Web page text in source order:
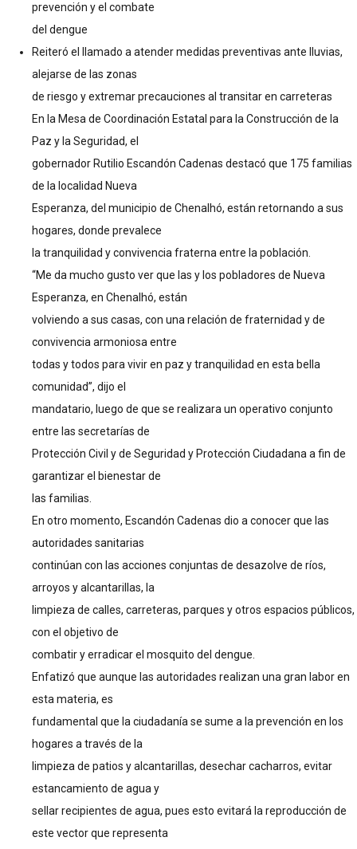
prevención y el combate
del dengue
Reiteró el llamado a atender medidas preventivas ante lluvias,
alejarse de las zonas
de riesgo y extremar precauciones al transitar en carreteras
En la Mesa de Coordinación Estatal para la Construcción de la
Paz y la Seguridad, el
gobernador Rutilio Escandón Cadenas destacó que 175 familias
de la localidad Nueva
Esperanza, del municipio de Chenalhó, están retornando a sus
hogares, donde prevalece
la tranquilidad y convivencia fraterna entre la población.
“Me da mucho gusto ver que las y los pobladores de Nueva
Esperanza, en Chenalhó, están
volviendo a sus casas, con una relación de fraternidad y de
convivencia armoniosa entre
todas y todos para vivir en paz y tranquilidad en esta bella
comunidad”, dijo el
mandatario, luego de que se realizara un operativo conjunto
entre las secretarías de
Protección Civil y de Seguridad y Protección Ciudadana a fin de
garantizar el bienestar de
las familias.
En otro momento, Escandón Cadenas dio a conocer que las
autoridades sanitarias
continúan con las acciones conjuntas de desazolve de ríos,
arroyos y alcantarillas, la
limpieza de calles, carreteras, parques y otros espacios públicos,
con el objetivo de
combatir y erradicar el mosquito del dengue.
Enfatizó que aunque las autoridades realizan una gran labor en
esta materia, es
fundamental que la ciudadanía se sume a la prevención en los
hogares a través de la
limpieza de patios y alcantarillas, desechar cacharros, evitar
estancamiento de agua y
sellar recipientes de agua, pues esto evitará la reproducción de
este vector que representa